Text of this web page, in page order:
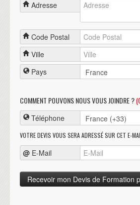
Adresse
Code Postal
Ville
Pays
COMMENT POUVONS NOUS VOUS JOINDRE ?
Téléphone
VOTRE DEVIS VOUS SERA ADRESSÉ SUR CET E-
@ E-Mail